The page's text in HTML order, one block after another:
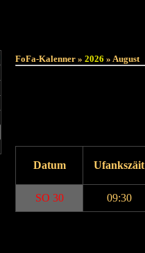
FoFa-Kalenner » 2026 » August
Datum Ufankszäit
SO 30 09:30